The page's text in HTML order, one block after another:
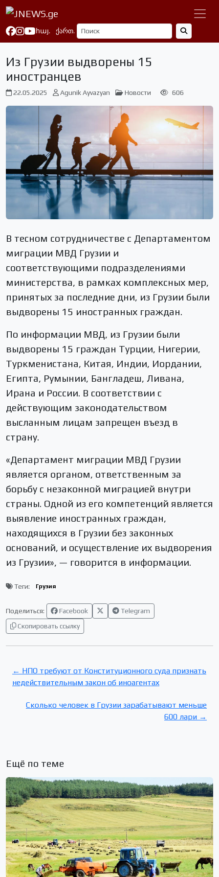
հայ. ქართ.
Из Грузии выдворены 15
иностранцев
22.05.2025 Agunik Ayvazyan Новости 606
В тесном сотрудничестве с Департаментом
миграции МВД Грузии и
соответствующими подразделениями
министерства, в рамках комплексных мер,
принятых за последние дни, из Грузии были
выдворены 15 иностранных граждан.
По информации МВД, из Грузии были
выдворены 15 граждан Турции, Нигерии,
Туркменистана, Китая, Индии, Иордании,
Египта, Румынии, Бангладеш, Ливана,
Ирана и России. В соответствии с
действующим законодательством
высланным лицам запрещен въезд в
страну.
«Департамент миграции МВД Грузии
является органом, ответственным за
борьбу с незаконной миграцией внутри
страны. Одной из его компетенций является
выявление иностранных граждан,
находящихся в Грузии без законных
оснований, и осуществление их выдворения
из Грузии», — говорится в информации.
Теги: Грузия
Поделиться: Facebook
Telegram
Скопировать ссылку
← НПО требуют от Конституционного суда признать
недействительным закон об иноагентах
Сколько человек в Грузии зарабатывают меньше
600 лари →
Ещё по теме